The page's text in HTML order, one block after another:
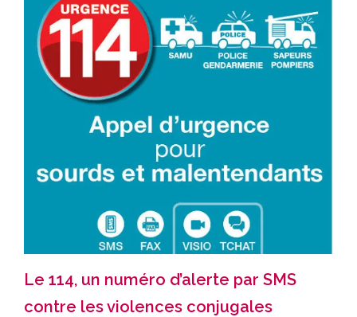
Le 114, un numéro d’alerte par SMS
contre les violences conjugales